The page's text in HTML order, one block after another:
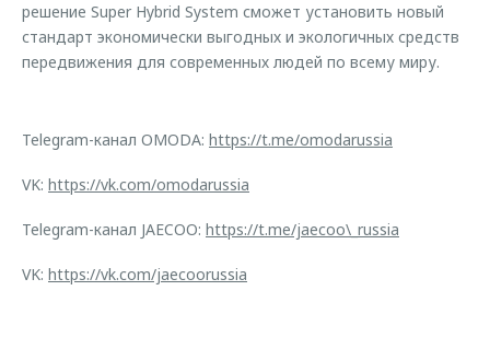
решение Super Hybrid System сможет установить новый
стандарт экономически выгодных и экологичных средств
передвижения для современных людей по всему миру.
Telegram-канал OMODA: https://t.me/omodarussia
VK: https://vk.com/omodarussia
Telegram-канал JAECOO: https://t.me/jaecoo\_russia
VK: https://vk.com/jaecoorussia